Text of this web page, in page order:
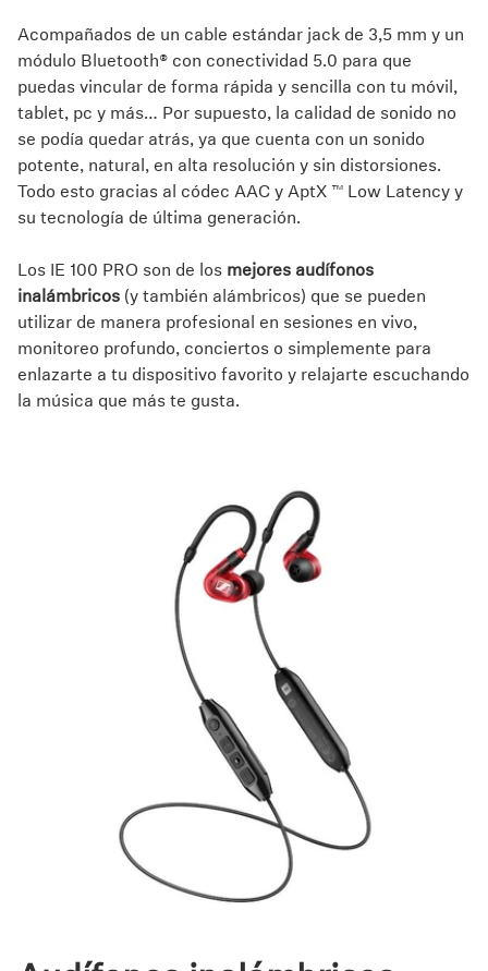
Acompañados de un cable estándar jack de 3,5 mm y un
módulo Bluetooth® con conectividad 5.0 para que
puedas vincular de forma rápida y sencilla con tu móvil,
tablet, pc y más… Por supuesto, la calidad de sonido no
se podía quedar atrás, ya que cuenta con un sonido
potente, natural, en alta resolución y sin distorsiones.
Todo esto gracias al códec AAC y AptX ™ Low Latency y
su tecnología de última generación.
Los IE 100 PRO son de los mejores audífonos
inalámbricos (y también alámbricos) que se pueden
utilizar de manera profesional en sesiones en vivo,
monitoreo profundo, conciertos o simplemente para
enlazarte a tu dispositivo favorito y relajarte escuchando
la música que más te gusta.